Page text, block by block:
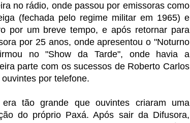
no rádio, onde passou por emissoras como
(fechada pelo regime militar em 1965) e
por um breve tempo, e após retornar para
por 25 anos, onde apresentou o "Noturno
no "Show da Tarde", onde havia a
parte com os sucessos de Roberto Carlos
por telefone.
tão grande que ouvintes criaram uma
do próprio Paxá. Após sair da Difusora,